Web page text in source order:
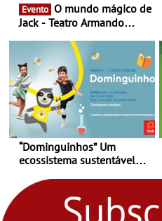
Evento
Jack - Teatro Armando
“Dominguinhos” Um
ecossistema sustentável
fores - Atelier de Educação
Ambiental nos
“Dominguinhos” de 23 de